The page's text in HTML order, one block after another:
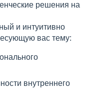
решения на
и интуитивно
вас тему:
внутреннего